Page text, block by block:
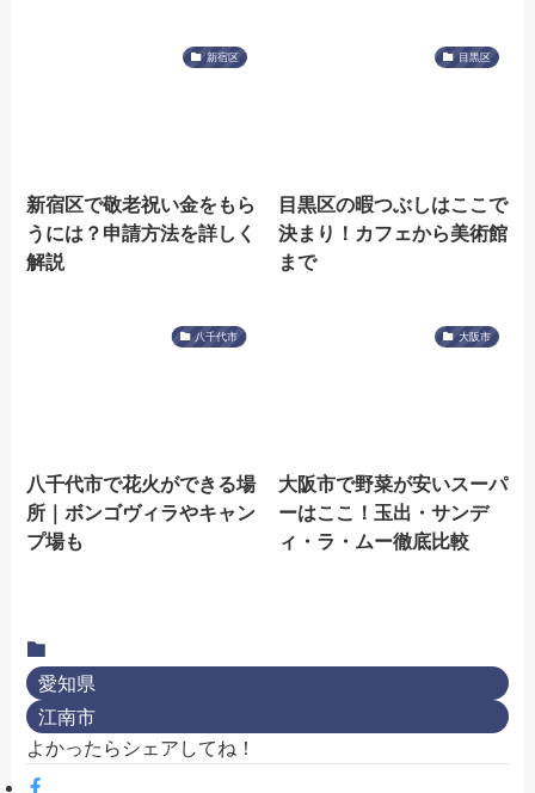
新宿区
新宿区で敬老祝い金をもら
うには？申請方法を詳しく
解説
目黒区
目黒区の暇つぶしはここで
決まり！カフェから美術館
まで
八千代市
八千代市で花火ができる場
所｜ボンゴヴィラやキャン
プ場も
大阪市
大阪市で野菜が安いスーパ
ーはここ！玉出・サンデ
ィ・ラ・ムー徹底比較
愛知県
江南市
よかったらシェアしてね！